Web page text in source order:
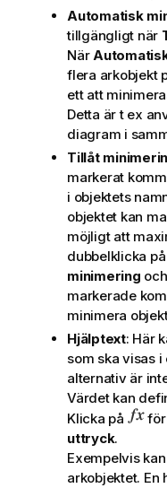
Automatisk
tillgängligt när
När
flera arkobjekt
ett att
Detta är t ex
diagram i
Tillåt
markerat
i objektets
objektet kan
möjligt att
dubbelklicka
minimering och
markerade
minimera
Hjälptext: Här
som ska visas
alternativ är
Värdet kan
Klicka på
för
uttryck.
Exempelvis
arkobjektet. En